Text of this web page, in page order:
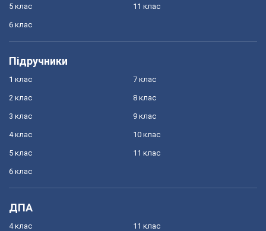
5 клас
6 клас
11 клас
Підручники
1 клас
2 клас
3 клас
4 клас
5 клас
6 клас
7 клас
8 клас
9 клас
10 клас
11 клас
ДПА
4 клас 11 клас